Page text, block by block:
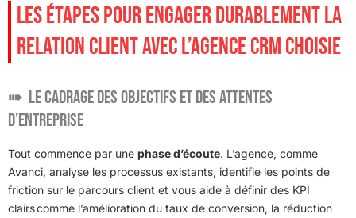
LES ÉTAPES POUR ENGAGER DURABLEMENT LA
RELATION CLIENT AVEC L’AGENCE CRM CHOISIE
Le cadrage des objectifs et des attentes
d’entreprise
Tout commence par une phase d’écoute. L’agence, comme
Avanci, analyse les processus existants, identifie les points de
friction sur le parcours client et vous aide à définir des KPI
clairs comme l’amélioration du taux de conversion, la réduction